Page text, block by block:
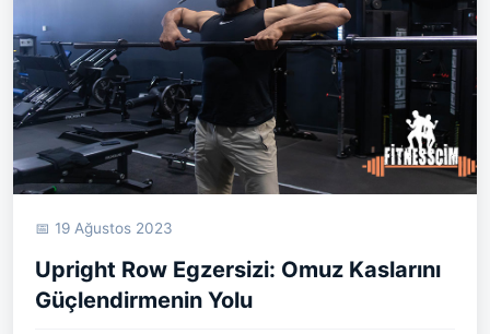
📅 19 Ağustos 2023
Upright Row Egzersizi: Omuz Kaslarını
Güçlendirmenin Yolu